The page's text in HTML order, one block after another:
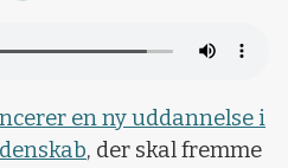
en ny uddannelse i
, der skal fremme